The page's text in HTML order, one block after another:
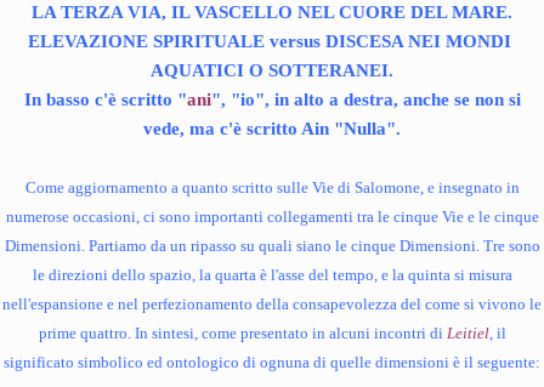
LA TERZA VIA, IL VASCELLO NEL CUORE DEL MARE.
ELEVAZIONE SPIRITUALE versus DISCESA NEI MONDI
AQUATICI O SOTTERANEI.
In basso c'è scritto "ani", "io", in alto a destra, anche se non si
vede, ma c'è scritto Ain "Nulla".
Come aggiornamento a quanto scritto sulle Vie di Salomone, e insegnato in
numerose occasioni, ci sono importanti collegamenti tra le cinque Vie e le cinque
Dimensioni. Partiamo da un ripasso su quali siano le cinque Dimensioni. Tre sono
le direzioni dello spazio, la quarta è l'asse del tempo, e la quinta si misura
nell'espansione e nel perfezionamento della consapevolezza del come si vivono le
prime quattro. In sintesi, come presentato in alcuni incontri di Leitiel, il
significato simbolico ed ontologico di ognuna di quelle dimensioni è il seguente: